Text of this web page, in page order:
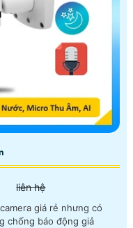
liên hệ
giá rẻ nhưng có